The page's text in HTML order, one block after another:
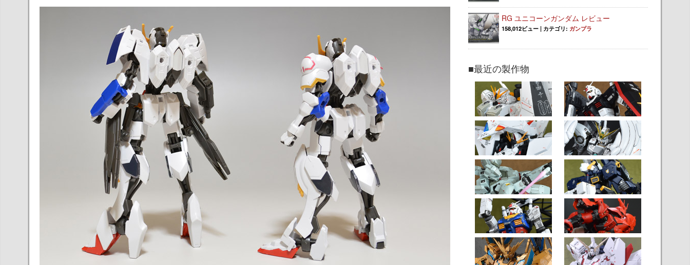
RG ユニコーンガンダム レビュー
158,012ビュー | カテゴリ: ガンプラ
■最近の製作物